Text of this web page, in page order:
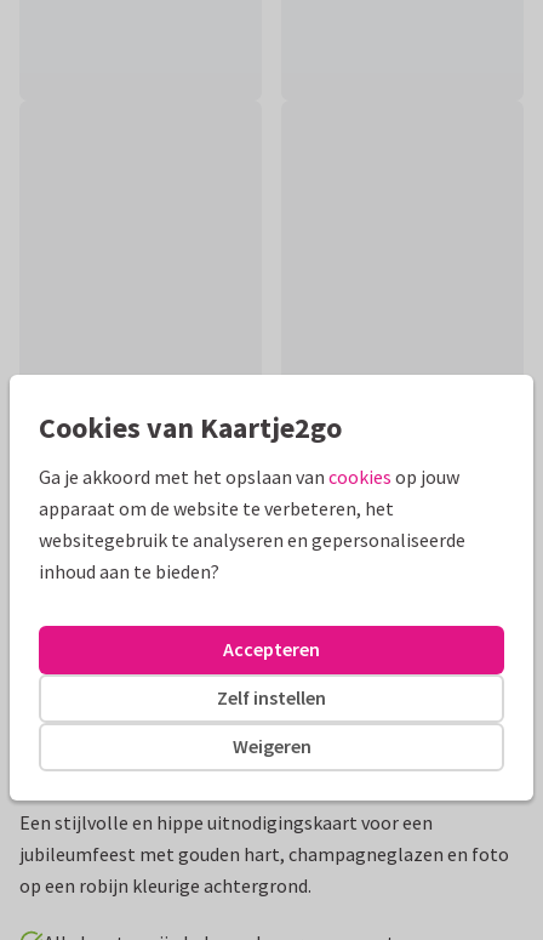
Productinformatie
Een stijlvolle en hippe uitnodigingskaart voor een
jubileumfeest met gouden hart, champagneglazen en foto
op een robijn kleurige achtergrond.
Cookies van Kaartje2go
Ga je akkoord met het opslaan van cookies op jouw
apparaat om de website te verbeteren, het
websitegebruik te analyseren en gepersonaliseerde
inhoud aan te bieden?
Weigeren
Zelf instellen
Accepteren